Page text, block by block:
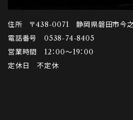
住所 〒438-0071 静岡県磐田市今
電話番号 0538-74-8405
営業時間 12：00～19：00
定休日 不定休